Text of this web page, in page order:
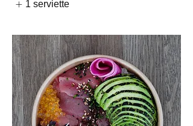
1 serviette